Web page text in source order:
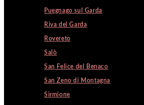
Puegnago sul Garda
Riva del Garda
Rovereto
Salò
San Felice del Benaco
San Zeno di Montagna
Sirmione